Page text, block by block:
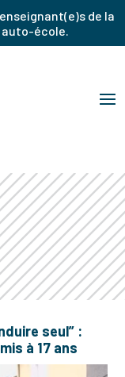
de la
école.
seul” :
à 17 ans